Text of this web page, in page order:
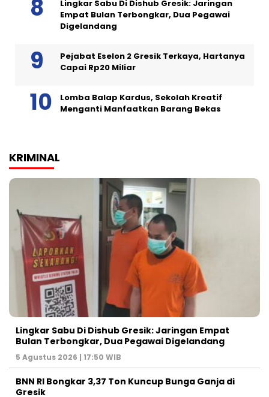
Lingkar Sabu Di Dishub Gresik: Jaringan
Empat Bulan Terbongkar, Dua Pegawai
Digelandang
Pejabat Eselon 2 Gresik Terkaya, Hartanya
Capai Rp20 Miliar
Lomba Balap Kardus, Sekolah Kreatif
Menganti Manfaatkan Barang Bekas
KRIMINAL
Lingkar Sabu Di Dishub Gresik: Jaringan Empat
Bulan Terbongkar, Dua Pegawai Digelandang
5 Agustus 2026 | 17:50 WIB
BNN RI Bongkar 3,37 Ton Kuncup Bunga Ganja di
Gresik